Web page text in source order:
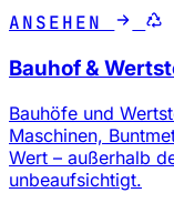
ANSEHEN
Bauhof &
Bauhöfe und
Maschinen,
Wert – außerhalb
unbeaufsichtigt.